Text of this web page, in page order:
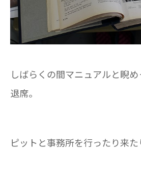
しばらくの間マニュアルと睨
退席。
ピットと事務所を行ったり来た